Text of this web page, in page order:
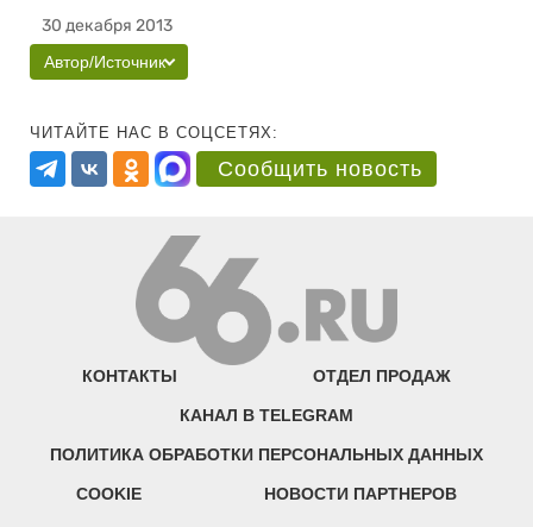
30 декабря 2013
Автор/Источник
ЧИТАЙТЕ НАС В СОЦСЕТЯХ:
Сообщить новость
КОНТАКТЫ ОТДЕЛ ПРОДАЖ
КАНАЛ В TELEGRAM
ПОЛИТИКА ОБРАБОТКИ ПЕРСОНАЛЬНЫХ ДАННЫХ
COOKIE НОВОСТИ ПАРТНЕРОВ